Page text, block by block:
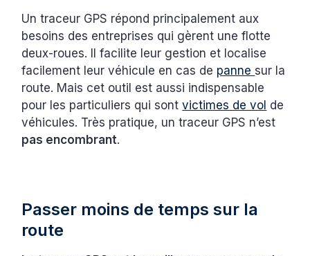
Un traceur GPS répond principalement aux
besoins des entreprises qui gèrent une flotte
deux-roues. Il facilite leur gestion et localise
facilement leur véhicule en cas de pannesur la
route. Mais cet outil est aussi indispensable
pour les particuliers qui sontvictimes de vol de
véhicules. Très pratique, un traceur GPS n’est
pas encombrant.
Passer moins de temps sur la
route